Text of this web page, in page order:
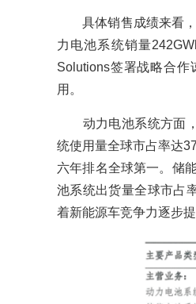
具体销售成绩来看，
力电池系统销量
Solutions签署战略合
用。
动力电池系统方面，
统使用量全球市占率达
六年排名全球第一。储
池系统出货量全球市占
着新能源车竞争力逐步